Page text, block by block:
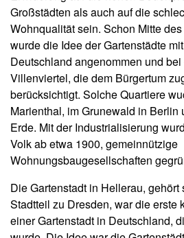
Großstädten als auch auf die
Wohnqualität sein. Schon Mitte
wurde die Idee der Gartenstädte
Deutschland angenommen und
Villenviertel, die dem Bürgertum
berücksichtigt. Solche Quartiere
Marienthal, im Grunewald in Berlin
Erde. Mit der Industrialisierung
Volk ab etwa 1900, gemeinnützige
Wohnungsbaugesellschaften
Die Gartenstadt in Hellerau, gehört
Stadtteil zu Dresden, war die erste
einer Gartenstadt in Deutschland,